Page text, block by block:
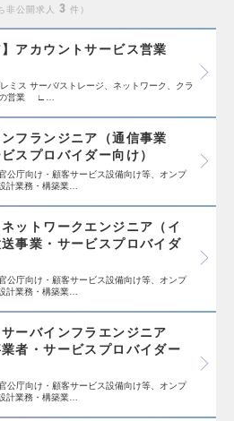
非公開求人 3 件
アカウントサービス営業
ミス サーバ/ストレージ、ネットワーク、クラ
の営業 ∟…
フランジニア（通信事業
スプロバイダー向け）
公庁向け・顧客サービス設備向け等、オンプ
計業務・構築業…
ットワークエンジニア（イ
事業・サービスプロバイダ
公庁向け・顧客サービス設備向け等、オンプ
計業務・構築業…
ーバインフラエンジニア
業者・サービスプロバイダー
公庁向け・顧客サービス設備向け等、オンプ
計業務・構築業…